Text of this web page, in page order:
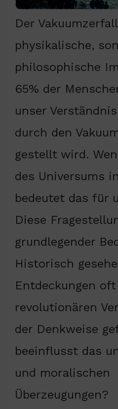
Der
physikalische,
philosophische
65% der
unser
durch den
gestellt wird.
des Universums
bedeutet das für
Diese
grundlegender
Historisch
Entdeckungen
revolutionären
der Denkweise
beeinflusst das
und moralischen
Überzeugungen?